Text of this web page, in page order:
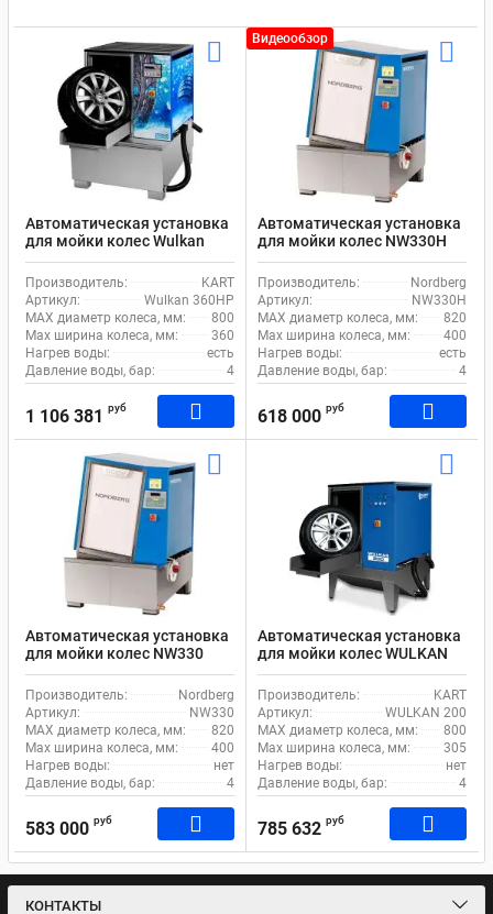
Автоматическая установка
для мойки колес Wulkan
360HP KART с нагревом
воды ширина колеса до
360мм
Производитель:
KART
Артикул:
Wulkan 360HP
MAX диаметр колеса, мм:
800
Max ширина колеса, мм:
360
Нагрев воды:
есть
Давление воды, бар:
4
1 106 381 руб
Видеообзор
Автоматическая установка
для мойки колес NW330H
Nordberg с нагревом воды
ширина колеса до 400мм
Производитель:
Nordberg
Артикул:
NW330H
MAX диаметр колеса, мм:
820
Max ширина колеса, мм:
400
Нагрев воды:
есть
Давление воды, бар:
4
618 000 руб
Автоматическая установка
для мойки колес NW330
Nordberg ширина колеса до
400мм
Производитель:
Nordberg
Артикул:
NW330
MAX диаметр колеса, мм:
820
Max ширина колеса, мм:
400
Нагрев воды:
нет
Давление воды, бар:
4
583 000 руб
Автоматическая установка
для мойки колес WULKAN
200 KART ширина колеса до
305мм
Производитель:
KART
Артикул:
WULKAN 200
MAX диаметр колеса, мм:
800
Max ширина колеса, мм:
305
Нагрев воды:
нет
Давление воды, бар:
4
785 632 руб
КОНТАКТЫ